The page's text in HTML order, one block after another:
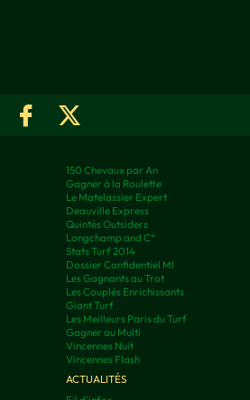
150 Chevaux par An
Gagner à la Roulette
Le Matelassier Expert
Deauville Express
Quintés Outsiders
Longchamp and C°
Stats Turf 2014
Dossier Confidentiel MI
Les Gagnants au Trot
Les Couplés Enrichissants
Giant Turf
Les Meilleurs Paris du Turf
Gagner au Multi
Vincennes Nuit
Vincennes Flash
ACTUALITÉS